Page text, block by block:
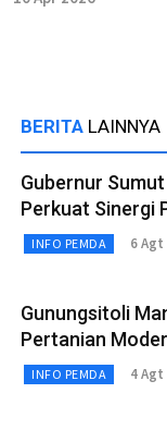
BERITA LAINNYA
Gubernur
Perkuat Sinergi
INFO PEMDA 6 Agt
Gunungsitoli
Pertanian
INFO PEMDA 4 Agt